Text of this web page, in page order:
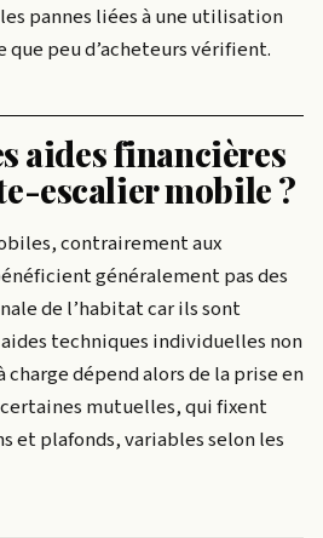
pannes liées à une utilisation
peu d’acheteurs vérifient.
aides financières
escalier mobile ?
contrairement aux
généralement pas des
de l’habitat car ils sont
techniques individuelles non
charge dépend alors de la prise en
certaines mutuelles, qui fixent
et plafonds, variables selon les